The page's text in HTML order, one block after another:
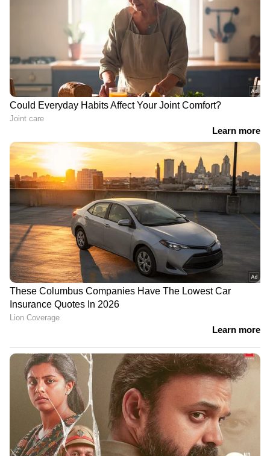
DOWNLOAD APP
RECOMMENDED STORIES
ട്രെന്റ് മാറ്റം! ദിവസങ്ങൾക്ക്
ശേഷം വീണ്ടും സ്വർണ വില
ഉയർന്നു; കേരളത്തിലെ
ഇന്നത്തെ നിരക്കറിയാം
കേരളത്തിൽ വീണ്ടും
സ്വർണ വില കുറഞ്ഞു;
ഇന്ന് ജ്വല്ലറിയിൽപ്പോയി
ഒരു പവൻ വാങ്ങാൻ